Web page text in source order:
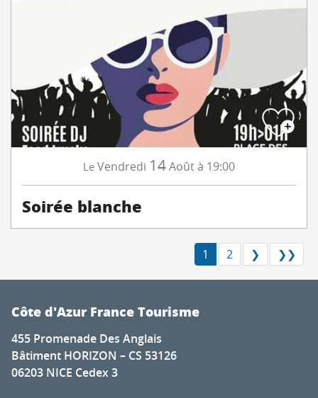
Le Vendredi 14Aoûtà 19:00
Soirée blanche
1 2 ❯ ❯❯
Côte d'Azur France Tourisme
455 Promenade Des Anglais
Bâtiment HORIZON – CS 53126
06203 NICE Cedex 3